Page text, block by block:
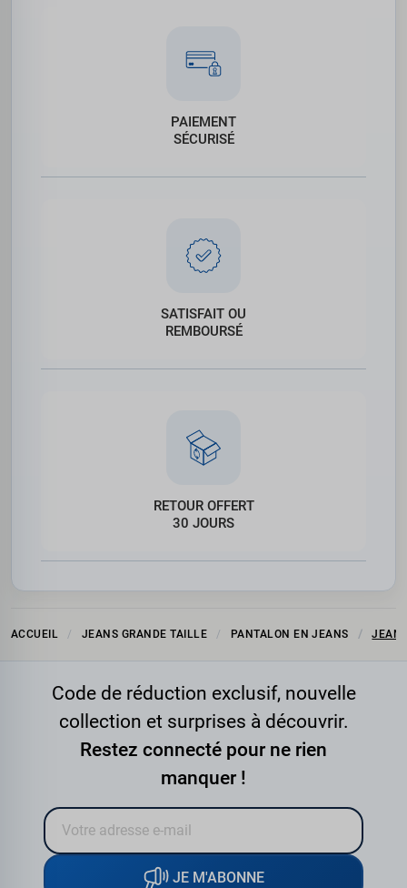
PAIEMENT
SÉCURISÉ
SATISFAIT OU
REMBOURSÉ
RETOUR OFFERT
30 JOURS
ACCUEIL JEANS GRANDE TAILLE PANTALON EN JEANS
Code de réduction exclusif, nouvelle
collection et surprises à découvrir.
Restez connecté pour ne rien
manquer !
JE M'ABONNE